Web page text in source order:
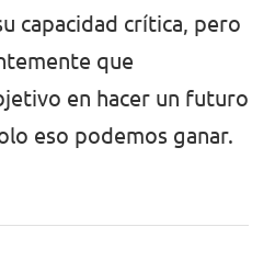
capacidad crítica, pero
que
en hacer un futuro
eso podemos ganar.